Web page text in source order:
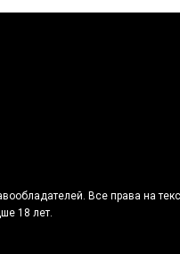
Все права на
18 лет.